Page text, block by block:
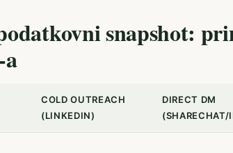
snapshot:
COLD OUTREACH
(LINKEDIN)
DIRECT DM
(SHARECHAT/